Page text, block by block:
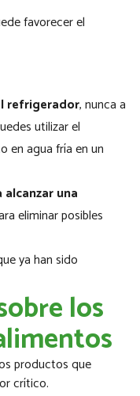
favorecer el
refrigerador, nunca a
utilizar el
en agua fría en un
una
eliminar posibles
ya han sido
los
productos que
crítico.